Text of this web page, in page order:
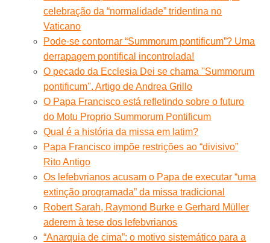
celebração da “normalidade” tridentina no
Vaticano
Pode-se contornar “Summorum pontificum”? Uma
derrapagem pontifical incontrolada!
O pecado da Ecclesia Dei se chama ''Summorum
pontificum''. Artigo de Andrea Grillo
O Papa Francisco está refletindo sobre o futuro
do Motu Proprio Summorum Pontificum
Qual é a história da missa em latim?
Papa Francisco impõe restrições ao “divisivo”
Rito Antigo
Os lefebvrianos acusam o Papa de executar “uma
extinção programada” da missa tradicional
Robert Sarah, Raymond Burke e Gerhard Müller
aderem à tese dos lefebvrianos
“Anarquia de cima”: o motivo sistemático para a